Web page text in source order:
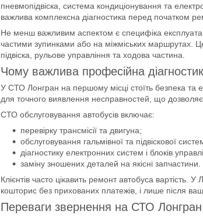
пневмопідвіска, система кондиціонування та
важлива комплексна діагностика перед початком
Не менш важливим аспектом є специфіка
частими зупинками або на міжміських маршрутах.
підвіска, рульове управління та ходова частина.
Чому важлива професійна
У СТО Лонгран на першому місці стоїть безпека та
для точного виявлення несправностей, що
СТО обслуговування автобусів включає:
перевірку трансмісії та двигуна;
обслуговування гальмівної та підвіскової
діагностику електронних систем і блоків
заміну зношених деталей на якісні запчастини.
Клієнтів часто цікавить ремонт автобуса вартість.
кошторис без прихованих платежів, і лише після
Переваги звернення на СТО Лонгран